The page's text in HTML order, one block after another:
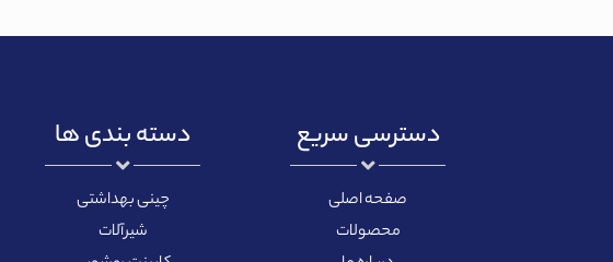
دسترسی سریع
صفحه اصلی
محصولات
دسته بندی ها
چینی بهداشتی
شیرآلات